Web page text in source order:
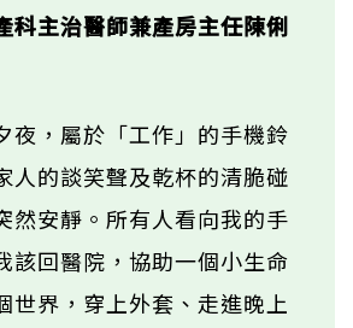
科主治醫師兼產房主任陳俐
夜，屬於「工作」的手機鈴
人的談笑聲及乾杯的清脆碰
然安靜。所有人看向我的手
該回醫院，協助一個小生命
世界，穿上外套、走進晚上